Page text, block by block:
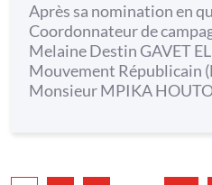
Après sa nomination en
Coordonnateur de
Melaine Destin GAVET
Mouvement Républicain
Monsieur MPIKA